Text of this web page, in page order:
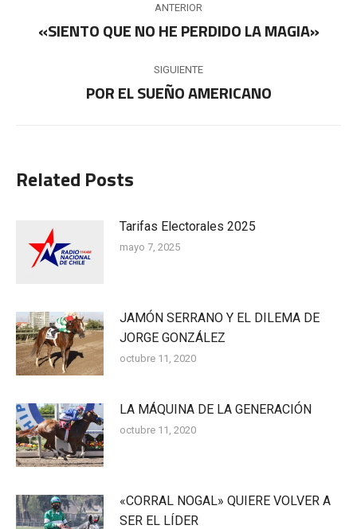
entre
publicaciones
ANTERIOR
Publicación
«SIENTO QUE NO HE PERDIDO LA MAGIA»
SIGUIENTE
Publicación
POR EL SUEÑO AMERICANO
Related Posts
Tarifas Electorales 2025
mayo 7, 2025
JAMÓN SERRANO Y EL DILEMA DE
JORGE GONZÁLEZ
octubre 11, 2020
LA MÁQUINA DE LA GENERACIÓN
octubre 11, 2020
«CORRAL NOGAL» QUIERE VOLVER A
SER EL LÍDER